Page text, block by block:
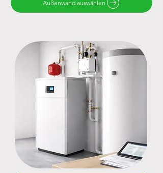
Außenwand auswählen